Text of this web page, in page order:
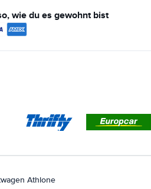
wie du es gewohnt bist
Athlone